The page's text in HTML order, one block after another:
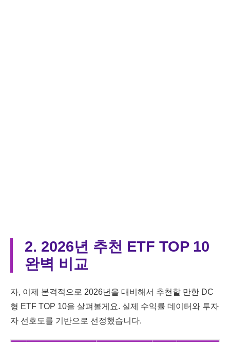
2. 2026년 추천 ETF TOP 10
완벽 비교
자, 이제 본격적으로 2026년을 대비해서 추천할 만한 DC
형 ETF TOP 10을 살펴볼게요. 실제 수익률 데이터와 투자
자 선호도를 기반으로 선정했습니다.